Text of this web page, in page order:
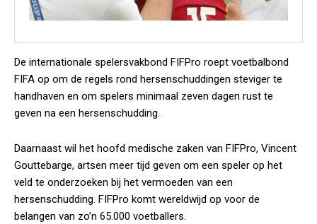
De internationale spelersvakbond FIFPro roept voetbalbond
FIFA op om de regels rond hersenschuddingen steviger te
handhaven en om spelers minimaal zeven dagen rust te
geven na een hersenschudding.
Daarnaast wil het hoofd medische zaken van FIFPro, Vincent
Gouttebarge, artsen meer tijd geven om een speler op het
veld te onderzoeken bij het vermoeden van een
hersenschudding. FIFPro komt wereldwijd op voor de
belangen van zo’n 65.000 voetballers.